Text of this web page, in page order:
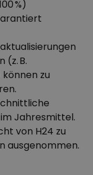
%)
(z. B.
zu
Jahresmittel.
von H24 zu
ausgenommen.